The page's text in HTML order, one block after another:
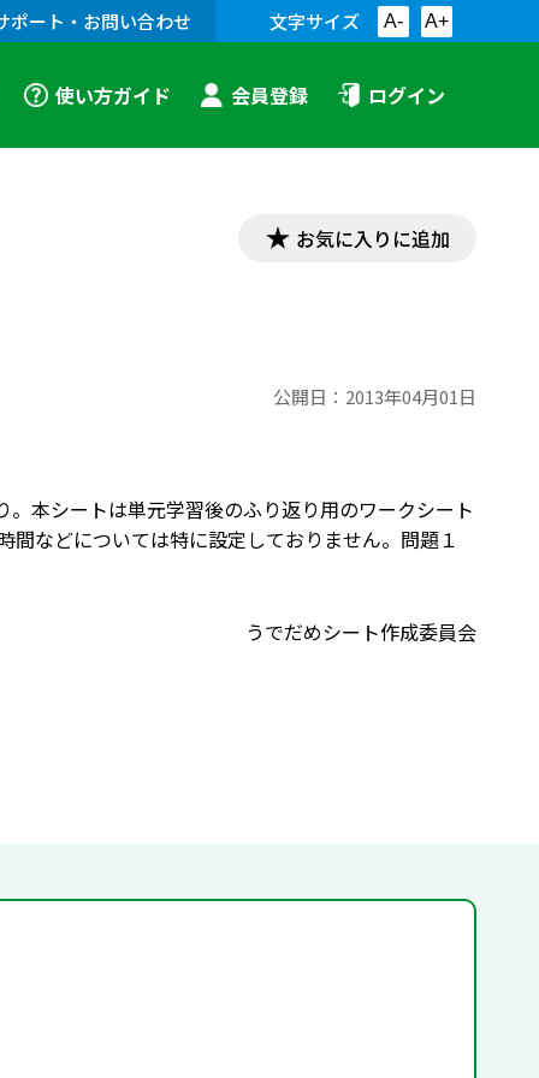
ポート・お問い合わせ 文字サイズ A- A+
使い方ガイド 会員登録 ログイン
お気に入りに追加
公開日： 2013年04月01日
本シートは単元学習後のふり返り用のワークシート
間などについては特に設定しておりません。問題１
うでだめシート作成委員会